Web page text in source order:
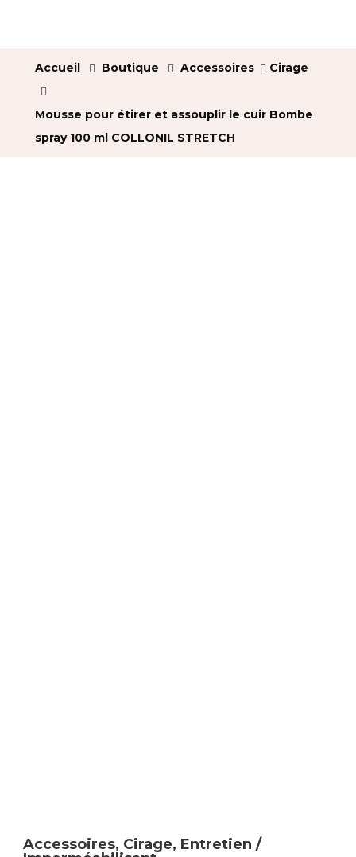
Accueil Boutique Accessoires Cirage
Mousse pour étirer et assouplir le cuir Bombe
spray 100 ml COLLONIL STRETCH
Accessoires, Cirage, Entretien /